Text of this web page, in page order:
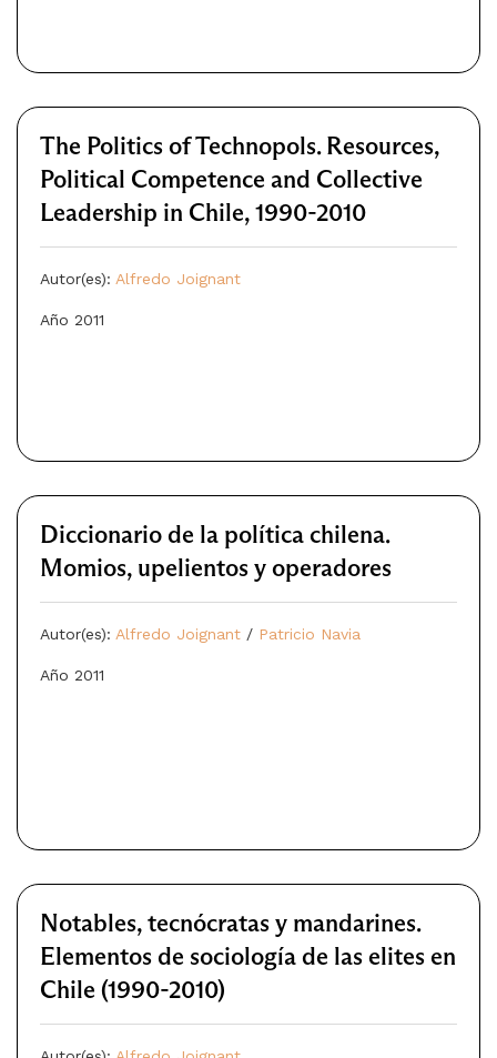
The Politics of Technopols. Resources,
Political Competence and Collective
Leadership in Chile, 1990-2010
Autor(es): Alfredo Joignant
Año 2011
Diccionario de la política chilena.
Momios, upelientos y operadores
Autor(es): Alfredo Joignant / Patricio Navia
Año 2011
Notables, tecnócratas y mandarines.
Elementos de sociología de las elites en
Chile (1990-2010)